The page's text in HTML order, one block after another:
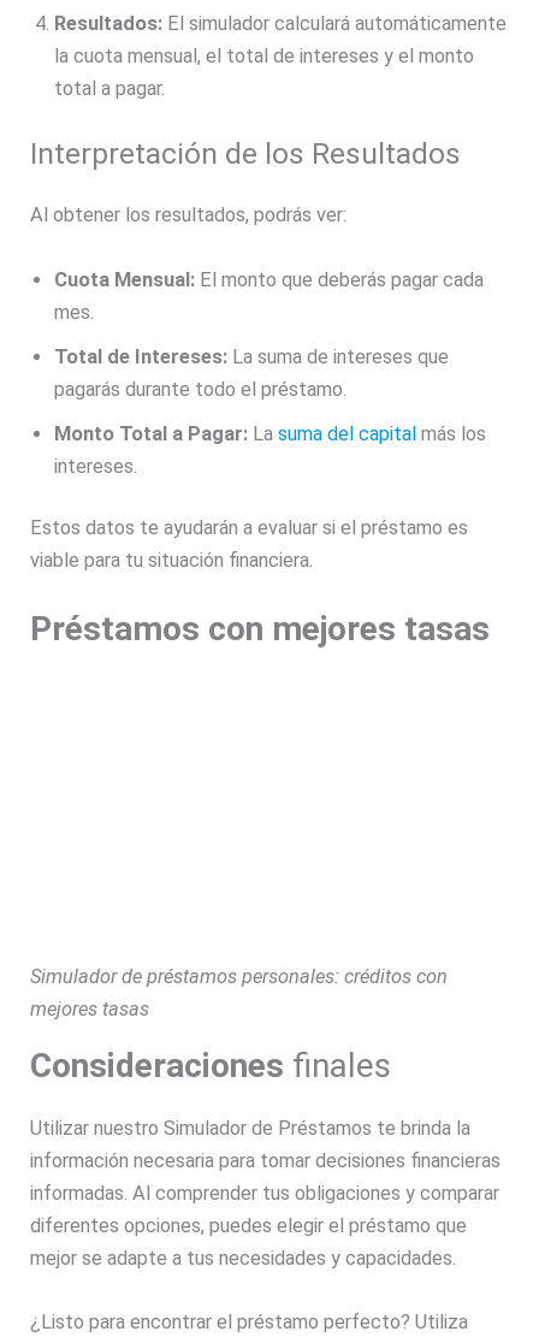
Resultados: El simulador calculará automáticamente
la cuota mensual, el total de intereses y el monto
total a pagar.
Interpretación de los Resultados
Al obtener los resultados, podrás ver:
Cuota Mensual: El monto que deberás pagar cada
mes.
Total de Intereses: La suma de intereses que
pagarás durante todo el préstamo.
Monto Total a Pagar: Lasuma del capital más los
intereses.
Estos datos te ayudarán a evaluar si el préstamo es
viable para tu situación financiera.
Préstamos con mejores tasas
Simulador de préstamos personales: créditos con
mejores tasas
Consideraciones finales
Utilizar nuestro Simulador de Préstamos te brinda la
información necesaria para tomar decisiones financieras
informadas. Al comprender tus obligaciones y comparar
diferentes opciones, puedes elegir el préstamo que
mejor se adapte a tus necesidades y capacidades.
¿Listo para encontrar el préstamo perfecto? Utiliza